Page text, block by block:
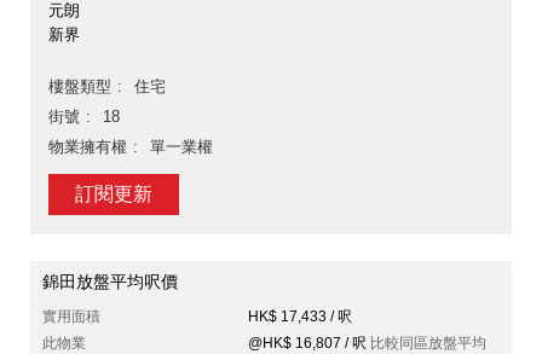
元朗
新界
樓盤類型
住宅
街號
18
物業擁有權
單一業權
訂閱更新
錦田放盤平均呎價
實用面積
HK$ 17,433 / 呎
此物業
@HK$ 16,807 / 呎 比較同區放盤平均